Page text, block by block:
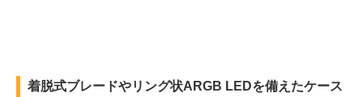
着脱式ブレードやリング状ARGB LEDを備えたケース